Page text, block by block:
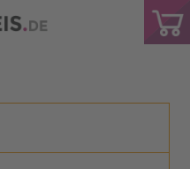
keyboard_arrow_down